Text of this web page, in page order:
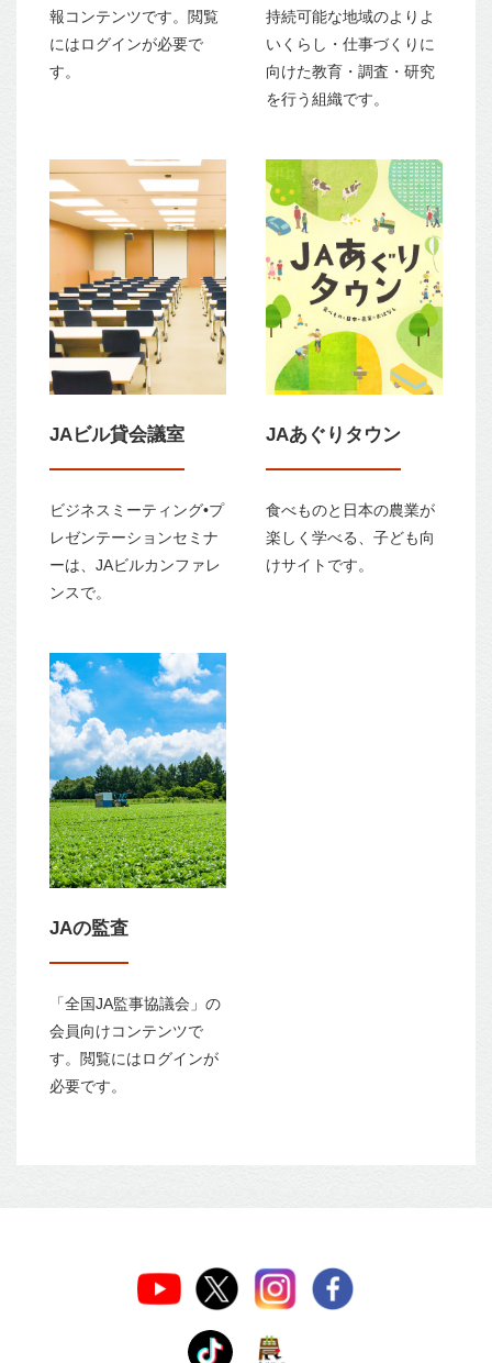
報コンテンツです。閲覧
にはログインが必要で
す。
持続可能な地域のよりよ
いくらし・仕事づくりに
向けた教育・調査・研究
を行う組織です。
JAビル貸会議室
ビジネスミーティング•プ
レゼンテーションセミナ
ーは、JAビルカンファレ
ンスで。
JAあぐりタウン
食べものと日本の農業が
楽しく学べる、子ども向
けサイトです。
JAの監査
「全国JA監事協議会」の
会員向けコンテンツで
す。閲覧にはログインが
必要です。